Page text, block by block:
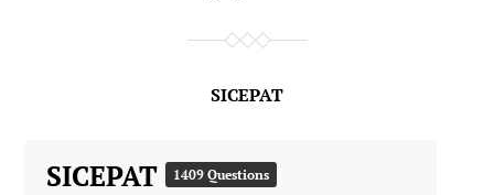
SICEPAT
SICEPAT 1409 Questions